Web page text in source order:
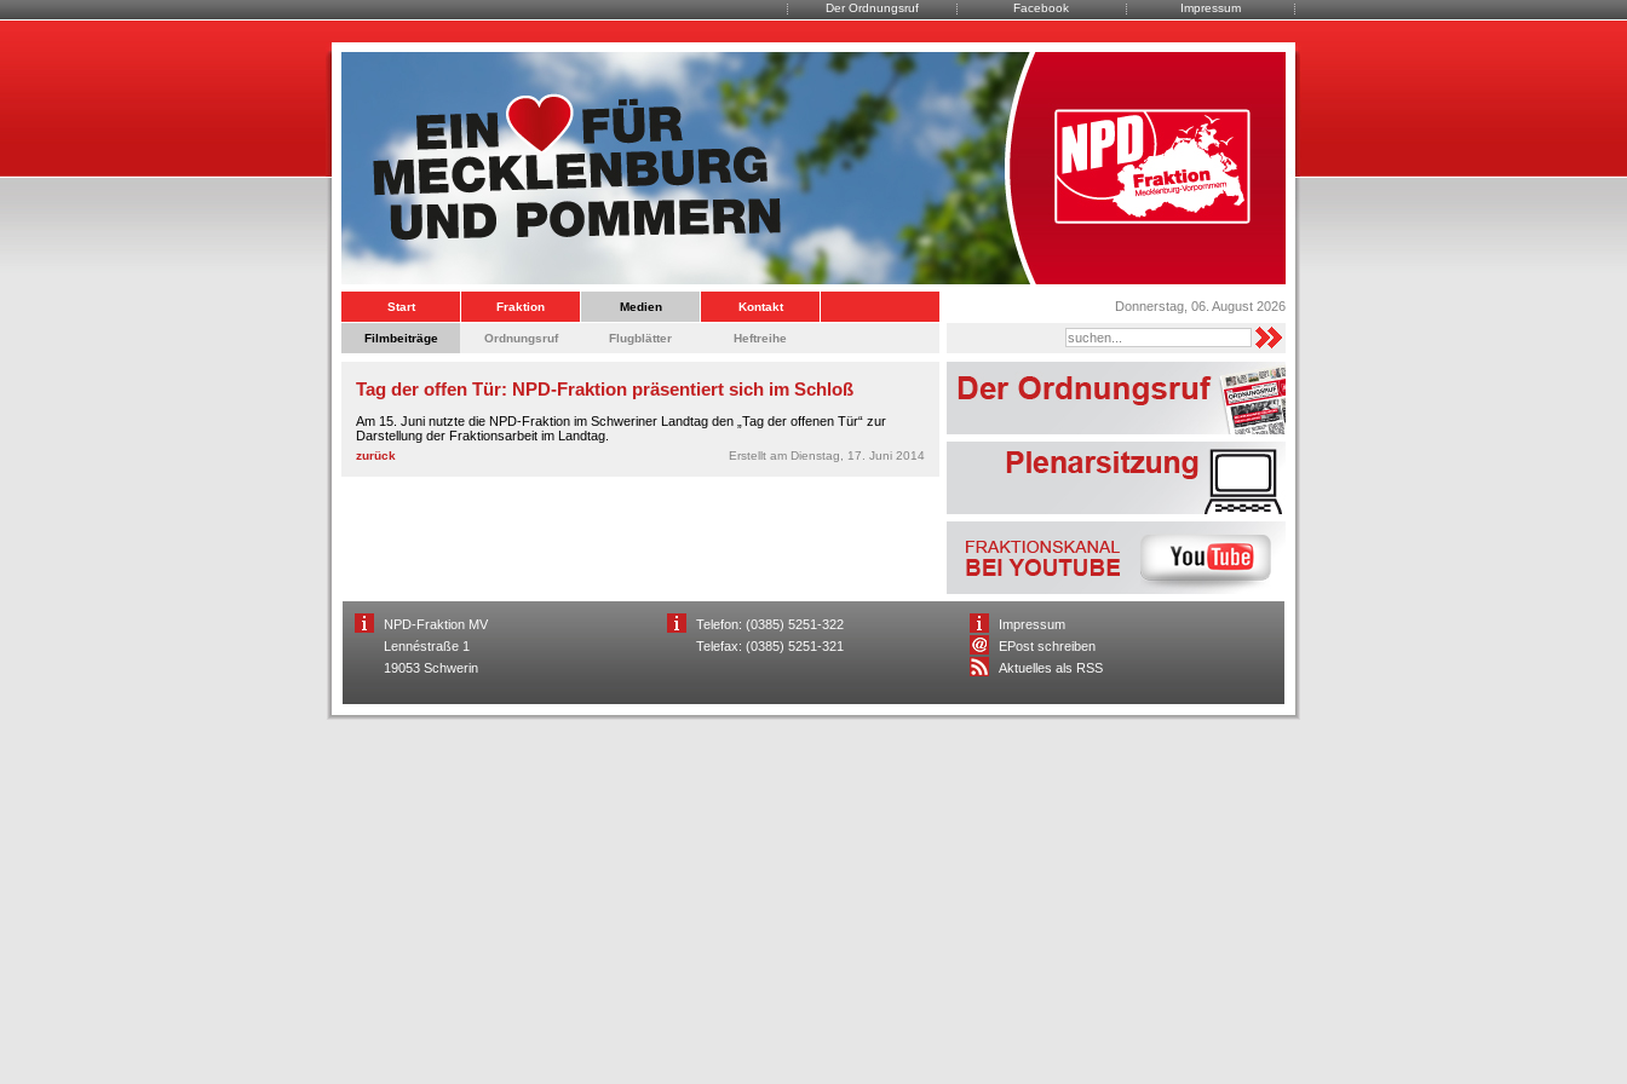
Impressum
Facebook
Der Ordnungsruf
Start Fraktion Medien Kontakt
Filmbeiträge Ordnungsruf Flugblätter Heftreihe
Donnerstag, 06. August 2026
Tag der offen Tür: NPD-Fraktion präsentiert sich im Schloß
Am 15. Juni nutzte die NPD-Fraktion im Schweriner Landtag den „Tag der offenen Tür“ zur
Darstellung der Fraktionsarbeit im Landtag.
zurück Erstellt am Dienstag, 17. Juni 2014
NPD-Fraktion MV
Lennéstraße 1
19053 Schwerin
Telefon: (0385) 5251-322
Telefax: (0385) 5251-321
Impressum
EPost schreiben
Aktuelles als RSS